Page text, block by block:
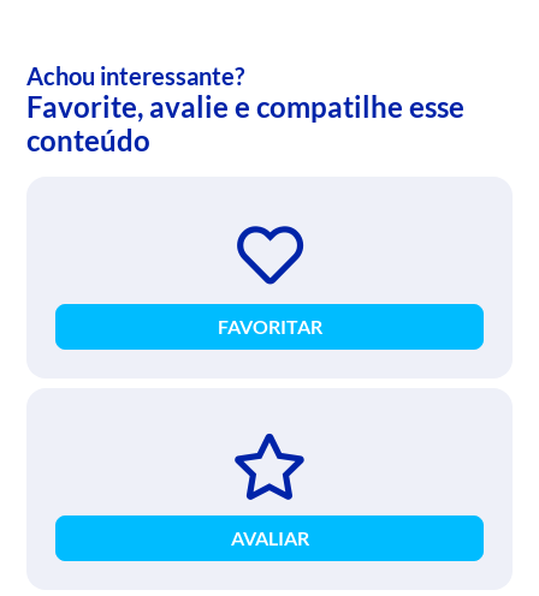
Achou interessante?
Favorite, avalie e compatilhe esse
conteúdo
FAVORITAR
AVALIAR